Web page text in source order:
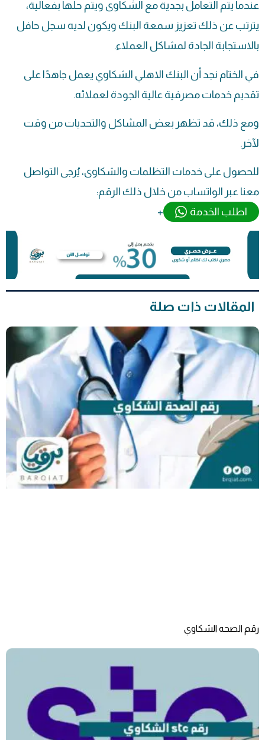
عندما يتم التعامل بجدية مع الشكاوى ويتم حلها بفعالية،
يترتب عن ذلك تعزيز سمعة البنك ويكون لديه سجل حافل
بالاستجابة الجادة لمشاكل العملاء.
في الختام نجد أن البنك الاهلي الشكاوي يعمل جاهدًا على
تقديم خدمات مصرفية عالية الجودة لعملائه.
ومع ذلك، قد تظهر بعض المشاكل والتحديات من وقت
لآخر.
للحصول على خدمات التظلمات والشكاوى، يُرجى التواصل
معنا عبر الواتساب من خلال ذلك الرقم:
اطلب الخدمة
+
المقالات ذات صلة
رقم الصحه الشكاوي